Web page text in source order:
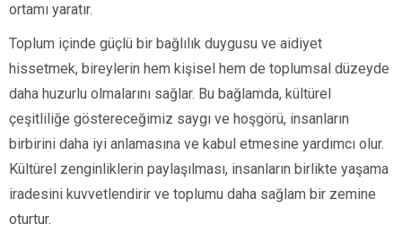
ortamı yaratır.
Toplum içinde güçlü bir bağlılık duygusu ve aidiyet
hissetmek, bireylerin hem kişisel hem de toplumsal düzeyde
daha huzurlu olmalarını sağlar. Bu bağlamda, kültürel
çeşitliliğe göstereceğimiz saygı ve hoşgörü, insanların
birbirini daha iyi anlamasına ve kabul etmesine yardımcı olur.
Kültürel zenginliklerin paylaşılması, insanların birlikte yaşama
iradesini kuvvetlendirir ve toplumu daha sağlam bir zemine
oturtur.